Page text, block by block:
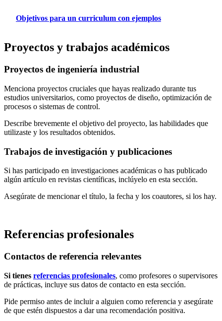
Objetivos para un curriculum con ejemplos
Proyectos y trabajos académicos
Proyectos de ingeniería industrial
Menciona proyectos cruciales que hayas realizado durante tus
estudios universitarios, como proyectos de diseño, optimización de
procesos o sistemas de control.
Describe brevemente el objetivo del proyecto, las habilidades que
utilizaste y los resultados obtenidos.
Trabajos de investigación y publicaciones
Si has participado en investigaciones académicas o has publicado
algún artículo en revistas científicas, inclúyelo en esta sección.
Asegúrate de mencionar el título, la fecha y los coautores, si los hay.
Referencias profesionales
Contactos de referencia relevantes
Si tienes referencias profesionales, como profesores o supervisores
de prácticas, incluye sus datos de contacto en esta sección.
Pide permiso antes de incluir a alguien como referencia y asegúrate
de que estén dispuestos a dar una recomendación positiva.